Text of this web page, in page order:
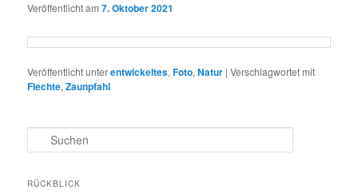
Veröffentlicht am7. Oktober 2021
Veröffentlicht unterentwickeltes,Foto,Natur |Verschlagwortet mit
Flechte,Zaunpfahl
u
h
RÜCKBLICK